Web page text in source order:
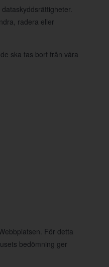
radera eller
ska tas bort från våra
För detta
bedömning ger